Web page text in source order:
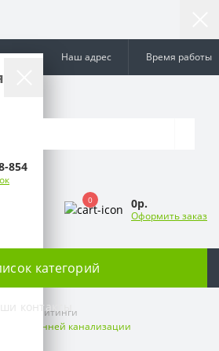
Наш адрес Время работы
854
0 0р.
Оформить заказ
категорий
контакты
и фитинги
внутренней канализации